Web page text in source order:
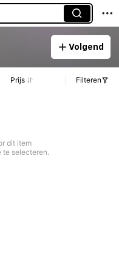
Volgend
Prijs Filteren
dit item
te selecteren.